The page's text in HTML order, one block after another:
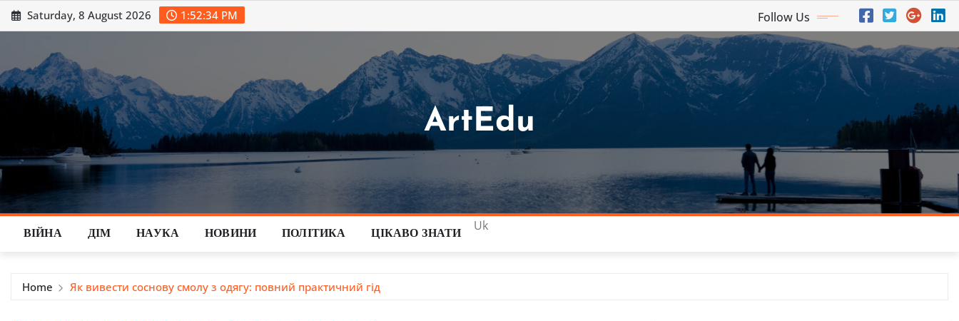
Skip
to
Saturday, 8 August 2026 1:52:36 PM Follow Us
ArtEdu
ВІЙНА ДІМ НАУКА НОВИНИ ПОЛІТИКА ЦІКАВО ЗНАТИ
Uk
Home Як вивести соснову смолу з одягу: повний практичний гід